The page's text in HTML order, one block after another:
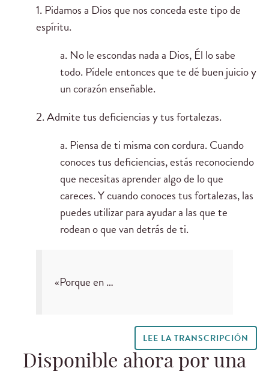
1. Pidamos a Dios que nos conceda este tipo de
espíritu.
a. No le escondas nada a Dios, Él lo sabe
todo. Pídele entonces que te dé buen juicio y
un corazón enseñable.
2. Admite tus deficiencias y tus fortalezas.
a. Piensa de ti misma con cordura. Cuando
conoces tus deficiencias, estás reconociendo
que necesitas aprender algo de lo que
careces. Y cuando conoces tus fortalezas, las
puedes utilizar para ayudar a las que te
rodean o que van detrás de ti.
«Porque en …
LEE LA TRANSCRIPCIÓN
Disponible ahora por una